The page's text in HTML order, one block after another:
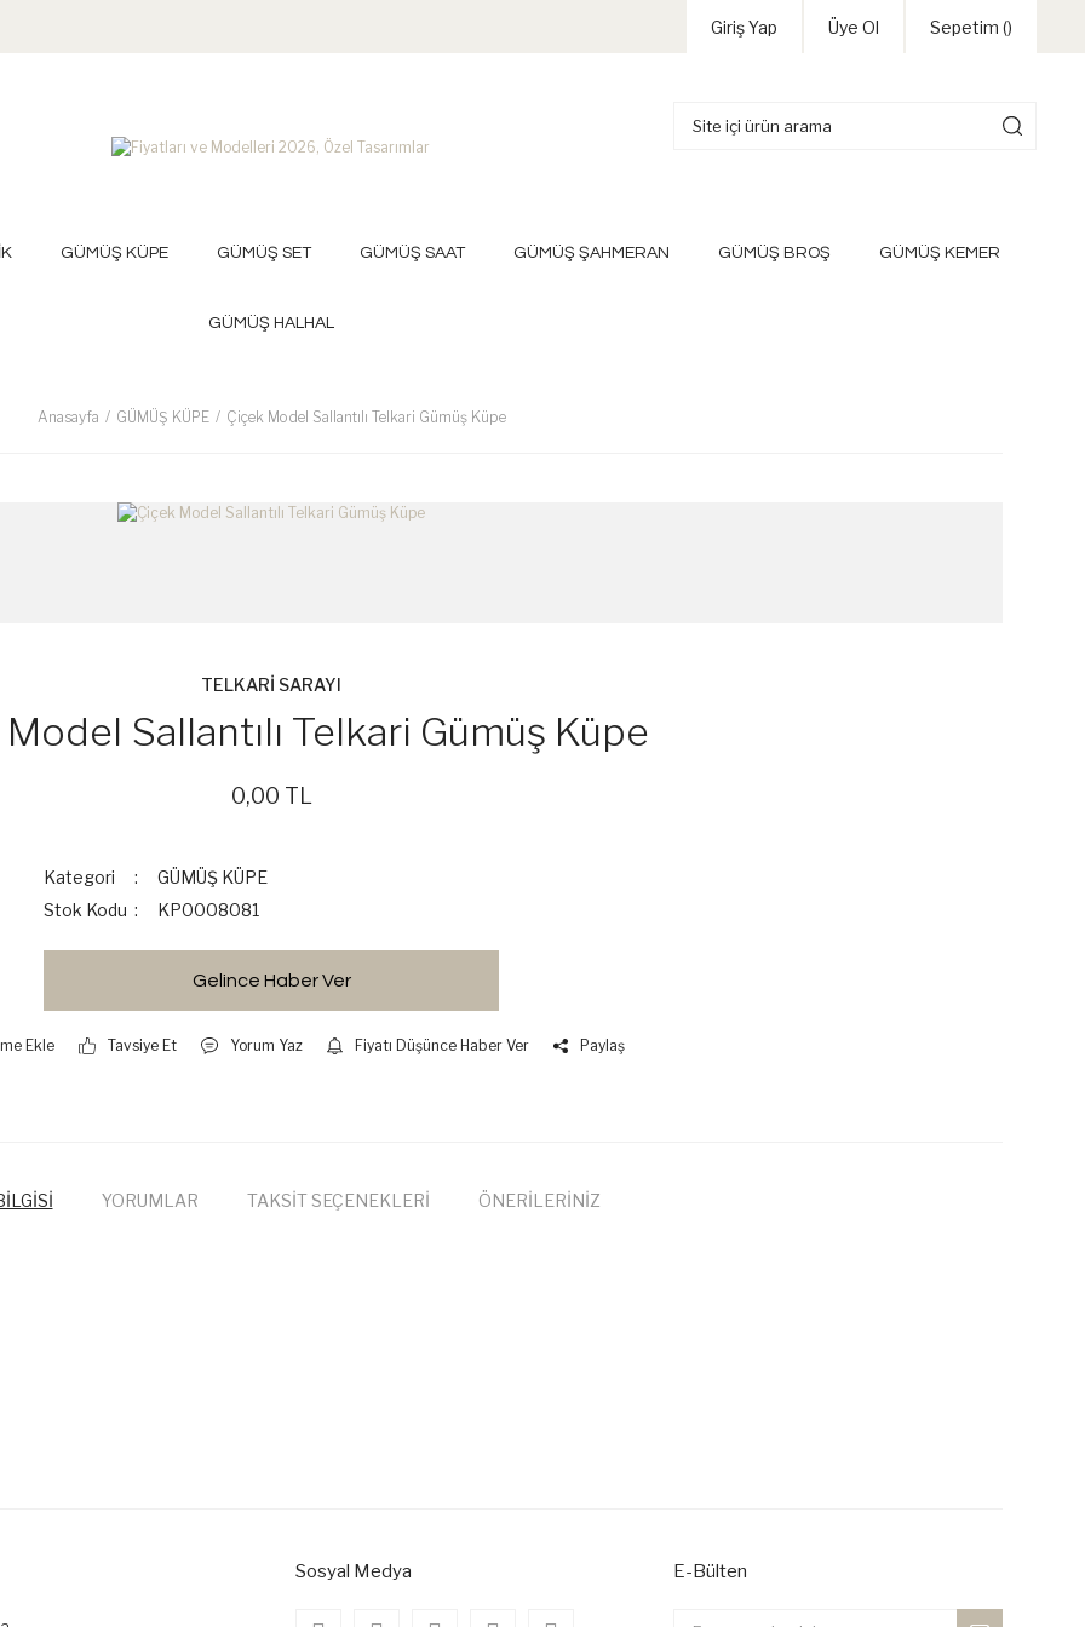
Giriş Yap Üye Ol Sepetim ()
GÜMÜŞ KÜPE GÜMÜŞ SET GÜMÜŞ SAAT GÜMÜŞ ŞAHMERAN GÜMÜŞ BROŞ GÜMÜŞ KEMER
GÜMÜŞ HALHAL
Anasayfa GÜMÜŞ KÜPE Çiçek Model Sallantılı Telkari Gümüş Küpe
TELKARİ SARAYI
Sallantılı Telkari Gümüş Küpe
0,00 TL
Kategori
GÜMÜŞ KÜPE
Stok Kodu
KP0008081
Gelince Haber Ver
Tavsiye Et Yorum Yaz Fiyatı Düşünce Haber Ver Paylaş
YORUMLAR TAKSİT SEÇENEKLERİ ÖNERİLERİNİZ
Sosyal Medya E-Bülten